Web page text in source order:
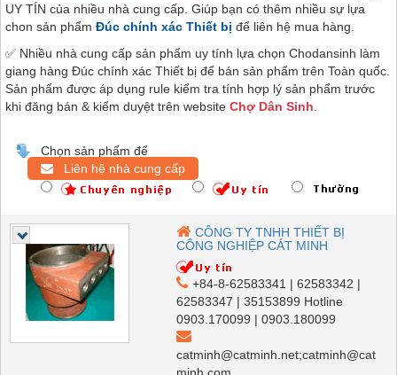
UY TÍN của nhiều nhà cung cấp. Giúp bạn có thêm nhiều sự lựa
chon sản phẩm Đúc chính xác Thiết bị để liên hệ mua hàng.
✅ Nhiều nhà cung cấp sản phẩm uy tính lựa chọn Chodansinh làm
giang hàng Đúc chính xác Thiết bị để bán sản phẩm trên Toàn quốc.
Sản phẩm được áp dụng rule kiểm tra tính hợp lý sản phẩm trước
khi đăng bán & kiểm duyệt trên website Chợ Dân Sinh
Chọn sản phẩm để
Liên hệ nhà cung cấp
CÔNG TY TNHH THIẾT BỊ
CÔNG NGHIỆP CÁT MINH
+84-8-62583341 | 62583342 |
62583347 | 35153899 Hotline
0903.170099 | 0903.180099
catminh@catminh.net;catminh@cat
minh.com